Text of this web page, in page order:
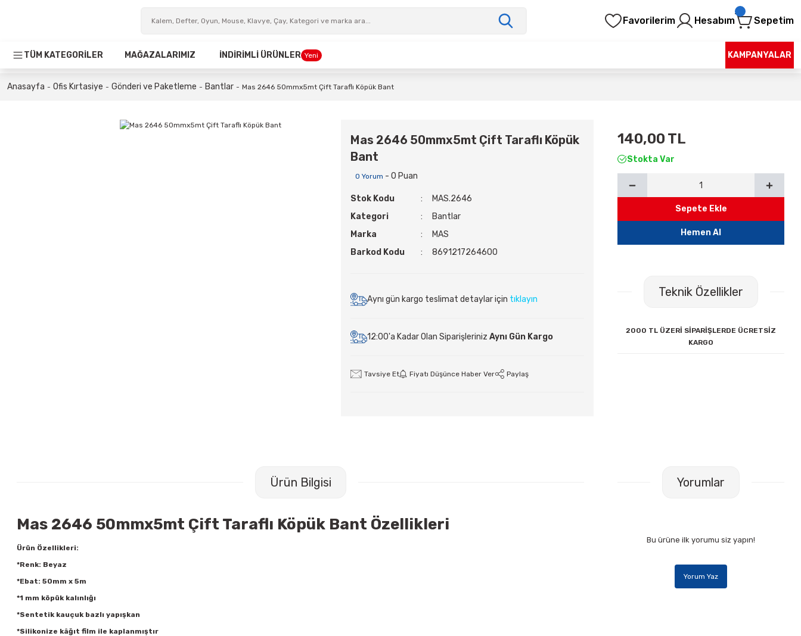
Favorilerim Hesabım Sepetim
TÜM KATEGORİLER MAĞAZALARIMIZ İNDİRİMLİ ÜRÜNLER Yeni KAMPANYALAR
Anasayfa Ofis Kırtasiye Gönderi ve Paketleme Bantlar Mas 2646 50mmx5mt Çift Taraflı Köpük Bant
Mas 2646 50mmx5mt Çift Taraflı Köpük
Bant
0 Yorum - 0 Puan
Stok Kodu
MAS.2646
Kategori
Bantlar
Marka
MAS
Barkod Kodu
8691217264600
Aynı gün kargo teslimat detaylar için tıklayın
12:00'a Kadar Olan Siparişleriniz Aynı Gün Kargo
Tavsiye Et Fiyatı Düşünce Haber Ver Paylaş
140,00 TL
Stokta Var
Sepete Ekle
Hemen Al
Teknik Özellikler
2000 TL ÜZERİ SİPARİŞLERDE ÜCRETSİZ
KARGO
Ürün Bilgisi
Mas 2646 50mmx5mt Çift Taraflı Köpük Bant Özellikleri
Ürün Özellikleri:
*Renk: Beyaz
*Ebat: 50mm x 5m
*1 mm köpük kalınlığı
*Sentetik kauçuk bazlı yapışkan
*Silikonize kâğıt film ile kaplanmıştır
Yorumlar
Bu ürüne ilk yorumu siz yapın!
Yorum Yaz